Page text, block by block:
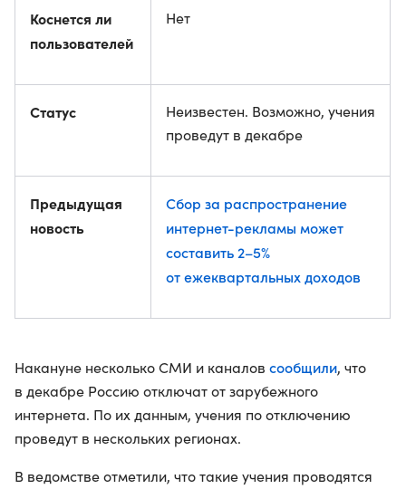
Коснется ли
пользователей
Нет
Статус
Неизвестен. Возможно, учения
проведут в декабре
Предыдущая
новость
Сбор за распространение
интернет-рекламы может
составить 2–5%
от ежеквартальных доходов
Накануне несколько СМИ и каналов сообщили, что
в декабре Россию отключат от зарубежного
интернета. По их данным, учения по отключению
проведут в нескольких регионах.
В ведомстве отметили, что такие учения проводятся